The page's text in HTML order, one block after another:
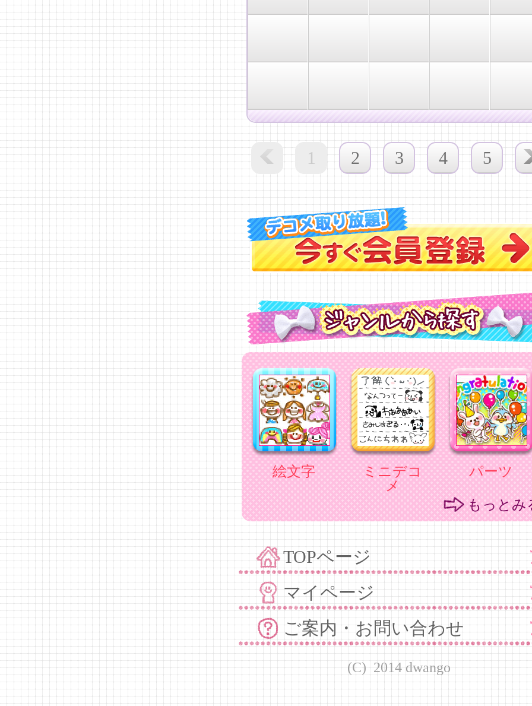
1 2 3 4 5
絵文字
ミニデコ
メ
パーツ
もっとみ
TOPページ
マイページ
ご案内・お問い合わせ
(C) 2014 dwango